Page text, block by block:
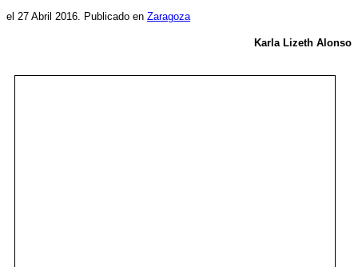
el 27 Abril 2016. Publicado en Zaragoza
Karla Lizeth Alonso